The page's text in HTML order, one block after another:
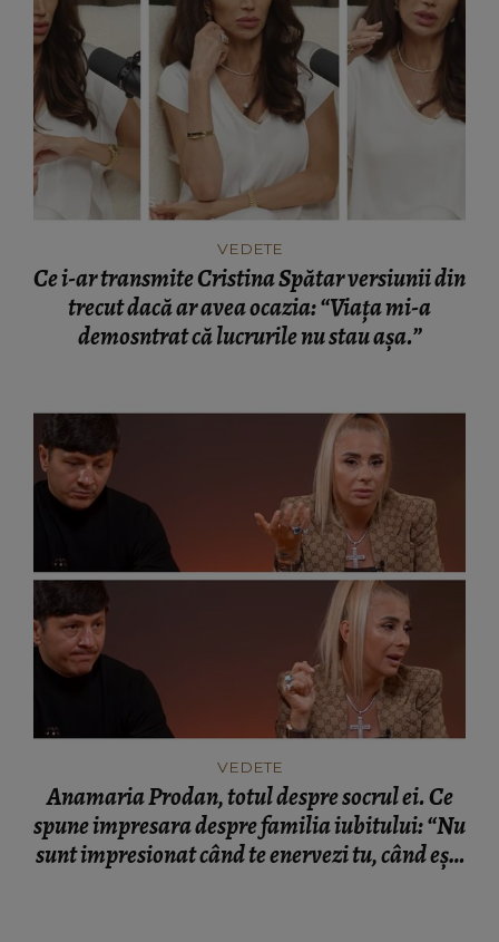
VEDETE
Ce i-ar transmite Cristina Spătar versiunii din
trecut dacă ar avea ocazia: “Viața mi-a
demosntrat că lucrurile nu stau așa.”
VEDETE
Anamaria Prodan, totul despre socrul ei. Ce
spune impresara despre familia iubitului: “Nu
sunt impresionat când te enervezi tu, când ești